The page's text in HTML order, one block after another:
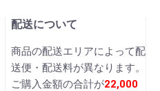
配送について
商品の配送エリアによって配
送便・配送料が異なります。
ご購入金額の合計が22,000